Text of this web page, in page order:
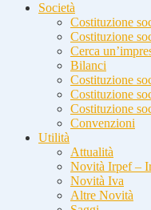
Società
Costituzione
Costituzione
Cerca
Bilanci
Costituzione
Costituzione
Costituzione
Convenzioni
Utilità
Attualità
Novità Irpef –
Novità Iva
Altre Novità